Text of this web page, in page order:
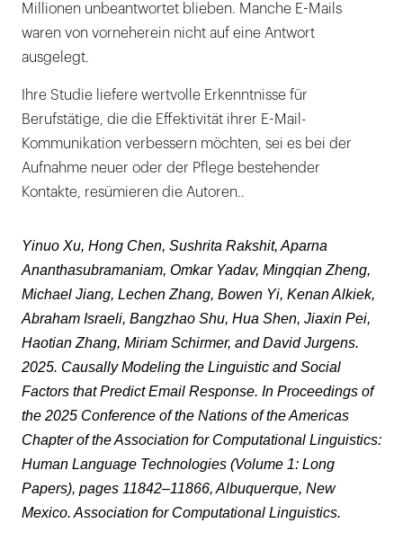
Millionen unbeantwortet blieben. Manche E-Mails
waren von vorneherein nicht auf eine Antwort
ausgelegt.
Ihre Studie liefere wertvolle Erkenntnisse für
Berufstätige, die die Effektivität ihrer E-Mail-
Kommunikation verbessern möchten, sei es bei der
Aufnahme neuer oder der Pflege bestehender
Kontakte, resümieren die Autoren..
Yinuo Xu, Hong Chen, Sushrita Rakshit, Aparna
Ananthasubramaniam, Omkar Yadav, Mingqian Zheng,
Michael Jiang, Lechen Zhang, Bowen Yi, Kenan Alkiek,
Abraham Israeli, Bangzhao Shu, Hua Shen, Jiaxin Pei,
Haotian Zhang, Miriam Schirmer, and David Jurgens.
2025. Causally Modeling the Linguistic and Social
Factors that Predict Email Response. In Proceedings of
the 2025 Conference of the Nations of the Americas
Chapter of the Association for Computational Linguistics:
Human Language Technologies (Volume 1: Long
Papers), pages 11842–11866, Albuquerque, New
Mexico. Association for Computational Linguistics.